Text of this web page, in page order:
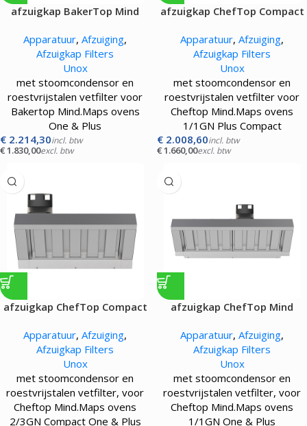
afzuigkap BakerTop Mind
Apparatuur, Afzuiging,
Afzuigkap Filters
Unox
met stoomcondensor en
roestvrijstalen vetfilter voor
Bakertop Mind.Maps ovens
One & Plus
€ 2.214,30incl. btw
€1.830,00excl. btw
afzuigkap ChefTop Compact
Apparatuur, Afzuiging,
Afzuigkap Filters
Unox
met stoomcondensor en
roestvrijstalen vetfilter voor
Cheftop Mind.Maps ovens
1/1GN Plus Compact
€ 2.008,60incl. btw
€1.660,00excl. btw
afzuigkap ChefTop Compact
Apparatuur, Afzuiging,
Afzuigkap Filters
Unox
met stoomcondensor en
roestvrijstalen vetfilter, voor
Cheftop Mind.Maps ovens
2/3GN Compact One & Plus
afzuigkap ChefTop Mind
Apparatuur, Afzuiging,
Afzuigkap Filters
Unox
met stoomcondensor en
roestvrijstalen vetfilter, voor
Cheftop Mind.Maps ovens
1/1GN One & Plus